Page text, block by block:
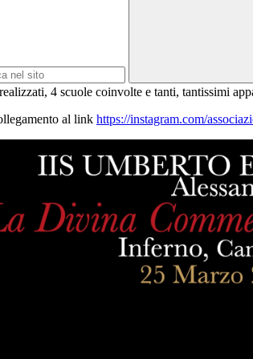
4 scuole coinvolte e tanti, tantissimi
al link https://instagram.com/